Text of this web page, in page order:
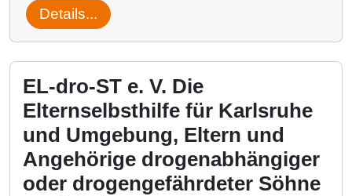
Details...
EL-dro-ST e. V. Die
Elternselbsthilfe für Karlsruhe
und Umgebung, Eltern und
Angehörige drogenabhängiger
oder drogengefährdeter Söhne